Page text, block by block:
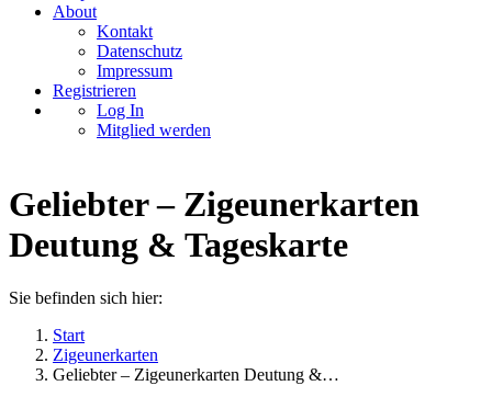
About
Kontakt
Datenschutz
Impressum
Registrieren
Log In
Mitglied werden
Geliebter – Zigeunerkarten
Deutung & Tageskarte
Sie befinden sich hier:
Start
Zigeunerkarten
Geliebter – Zigeunerkarten Deutung &…